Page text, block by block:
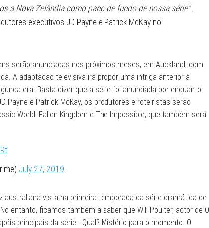
a Nova Zelândia como pano de fundo de nossa série”,
executivos JD Payne e Patrick McKay no
serão anunciadas nos próximos meses, em Auckland, com
A adaptação televisiva irá propor uma intriga anterior à
era. Basta dizer que a série foi anunciada por enquanto
Payne e Patrick McKay, os produtores e roteiristas serão
World: Fallen Kingdom e The Impossible, que também será
July 27, 2019
australiana vista na primeira temporada da série dramática de
entanto, ficamos também a saber que Will Poulter, actor de O
principais da série . Qual? Mistério para o momento. O